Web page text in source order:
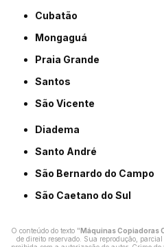
Cubatão
Mongaguá
Praia Grande
Santos
São Vicente
Diadema
Santo André
São Bernardo do Campo
São Caetano do Sul
O conteúdo do texto "Máquinas Copiadoras
de direito reservado. Sua reprodução,